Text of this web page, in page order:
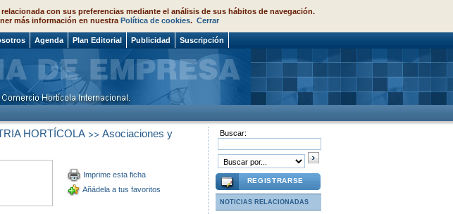
con sus preferencias mediante el análisis de sus hábitos de navegación.
más información en nuestra Política de cookies. Cerrar
Agenda Plan Editorial Publicidad Suscripción
HORTÍCOLA>> Asociaciones y
Imprime esta ficha
Añádela a tus favoritos
Buscar:
REGISTRARSE
NOTICIAS RELACIONADAS